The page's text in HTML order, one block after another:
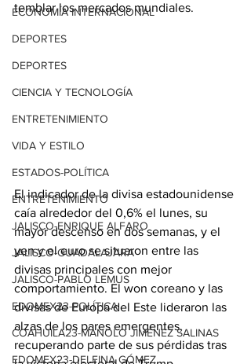
ECONOMÍA INTERNACIONAL
DEPORTES
DEPORTES
CIENCIA Y TECNOLOGÍA
ENTRETENIMIENTO
VIDA Y ESTILO
ESTADOS-POLÍTICA
ENTRETENIMIENTO
JALISCO-ENRIQUE ALFARO
JALISCO-GUADALAJARA
JALISCO-PABLO LEMUS
EDOMEX23-POLÍTICA
COAHUILA23-MANOLO JIMÉNEZ SALINAS
EDOMEX23-DELFINA GÓMEZ
temblar los mercados mundiales.
El indicador de la divisa estadounidense
caía alrededor del 0,6% el lunes, su
mayor descenso en dos semanas, y el
yen y el euro se situaron entre las
divisas principales con mejor
comportamiento. El won coreano y las
divisas de Europa del Este lideraron las
alzas de los pares emergentes,
recuperando parte de sus pérdidas tras